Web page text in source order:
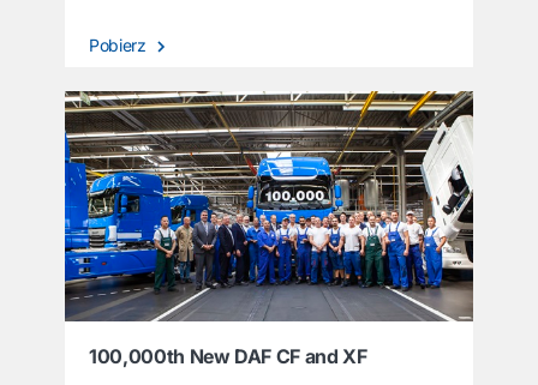
Pobierz
100,000th New DAF CF and XF